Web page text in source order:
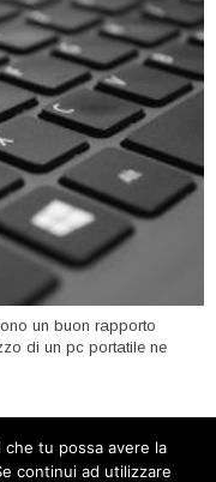
un buon rapporto
di un pc portatile ne
Tecnologia
tu possa avere la
continui ad utilizzare